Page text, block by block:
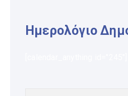
Ημερολόγιο